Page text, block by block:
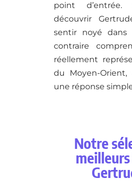
point
découvrir
sentir noyé dans
contraire
réellement
du Moyen-
une réponse
Notre